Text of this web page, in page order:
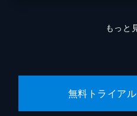
もっと
無料トライア